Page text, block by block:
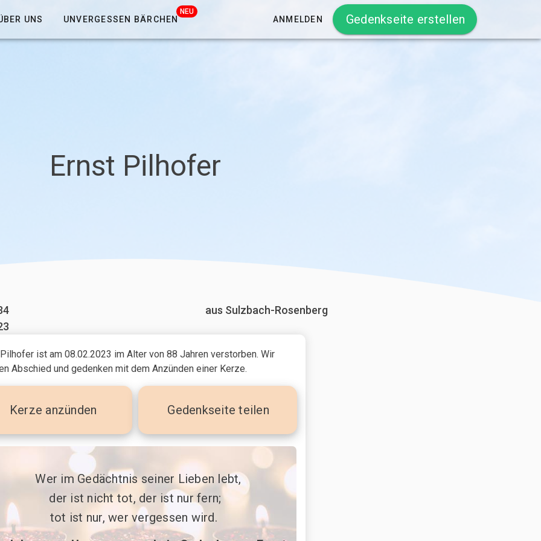
UNS UNVERGESSEN BÄRCHEN
NEU
ANMELDEN Gedenkseite erstellen
Ernst Pilhofer
aus Sulzbach-Rosenberg
ist am 08.02.2023 im Alter von 88 Jahren verstorben. Wir
Abschied und gedenken mit dem Anzünden einer Kerze.
Kerze anzünden Gedenkseite teilen
Wer im Gedächtnis seiner Lieben lebt,
der ist nicht tot, der ist nur fern;
tot ist nur, wer vergessen wird.